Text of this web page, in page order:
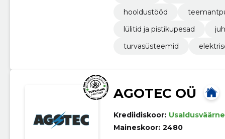
hooldustööd
lülitid ja pistikupesad
turvasüsteemid
AGOTEC OÜ
Krediidiskoor: Usaldusväärne
Maineskoor: 2480